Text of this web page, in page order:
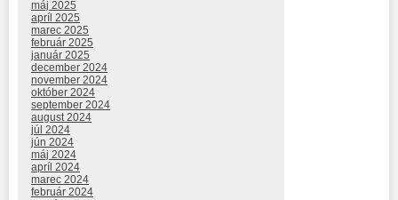
máj 2025
apríl 2025
marec 2025
február 2025
január 2025
december 2024
november 2024
október 2024
september 2024
august 2024
júl 2024
jún 2024
máj 2024
apríl 2024
marec 2024
február 2024